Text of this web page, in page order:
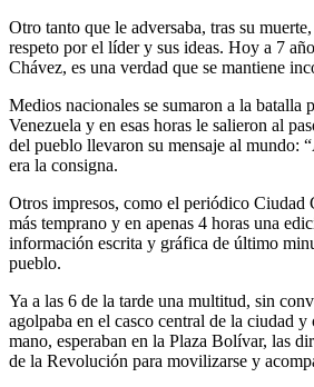
Otro tanto que le adversaba, tras su
respeto por el líder y sus ideas. Hoy a 7
Chávez, es una verdad que se mantiene
Medios nacionales se sumaron a la batalla
Venezuela y en esas horas le salieron al
del pueblo llevaron su mensaje al mundo:
era la consigna.
Otros impresos, como el periódico Ciudad
más temprano y en apenas 4 horas una
información escrita y gráfica de último
pueblo.
Ya a las 6 de la tarde una multitud, sin
agolpaba en el casco central de la ciudad y
mano, esperaban en la Plaza Bolívar, las
de la Revolución para movilizarse y